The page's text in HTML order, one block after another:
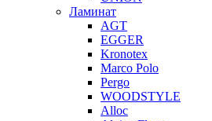
Ламинат
AGT
EGGER
Kronotex
Marco Polo
Pergo
WOODSTYLE
Alloc